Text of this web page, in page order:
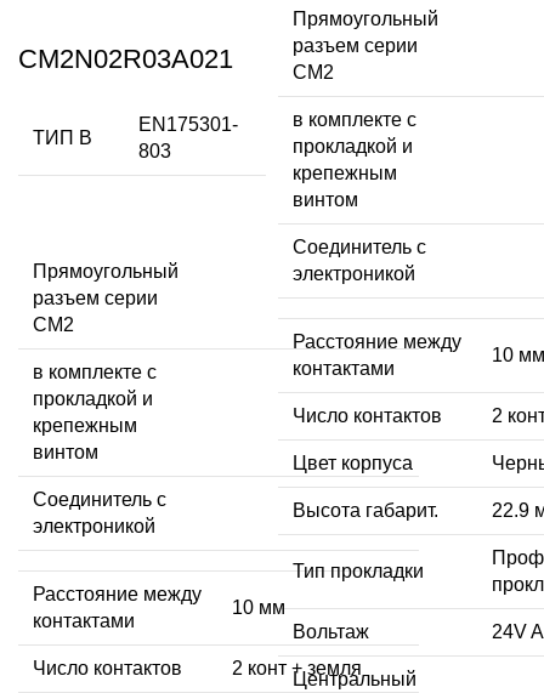
CM2N02R03A021
ТИП В
EN175301-
803
Прямоугольный
разъем серии
CM2
в комплекте с
прокладкой и
крепежным
винтом
Соединитель с
электроникой
Расстояние между
контактами
10 мм
Число контактов 2 конт + земля
Прямоугольный
разъем серии
CM2
в комплекте с
прокладкой и
крепежным
винтом
Соединитель с
электроникой
Расстояние между
контактами
10 мм
Число контактов 2
Цвет корпуса
Высота габарит. 22.9
Тип прокладки
Вольтаж 24V
Центральный